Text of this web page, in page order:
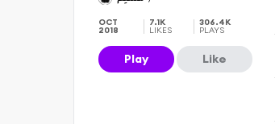
OCT
2018
7.1K
LIKES
306.4K
PLAYS
Play Like